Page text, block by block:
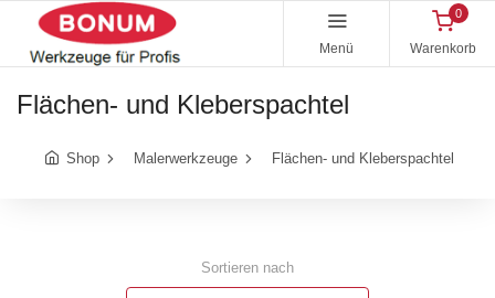
Menü
0
Warenkorb
Flächen- und Kleberspachtel
Shop Malerwerkzeuge Flächen- und Kleberspachtel
Sortieren nach